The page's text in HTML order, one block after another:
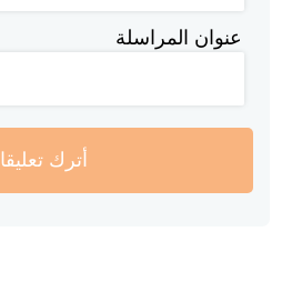
عنوان المراسلة
أترك تعليقا